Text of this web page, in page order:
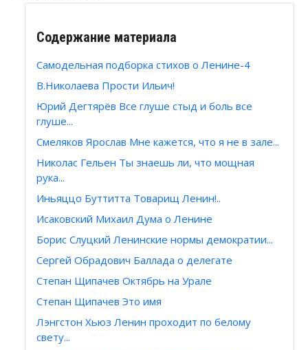
Содержание материала
Самодельная подборка стихов о Ленине-4
В.Николаева Прости Ильич!
Юрий Дегтярёв Все глуше стыд и боль все
глуше...
Смеляков Ярослав Мне кажется, что я не в зале...
Николас Гельен Ты знаешь ли, что мощная
рука...
Иньяццо Буттитта Товарищ Ленин!..
Исаковский Михаил Дума о Ленине
Борис Слуцкий Ленинские нормы демократии...
Сергей Обрадович Баллада о делегате
Степан Щипачев Октябрь на Урале
Степан Щипачев Это имя
Лэнгстон Хьюз Ленин проходит по белому
свету...